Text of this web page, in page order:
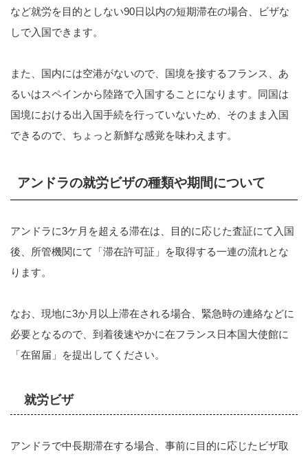
など就労を目的としない90日以内の短期滞在の場合、ビザな
しで入国できます。
また、国内には空港がないので、国境を接するフランス、あ
るいはスペインから陸路で入国することになります。同国は
国境における出入国手続を行っていないため、そのまま入国
できるので、ちょっと新鮮な感覚を味わえます。
アンドラの就労ビザの種類や期間について
アンドラに3ケ月を超える滞在は、目的に応じた査証にて入国
後、所管機関にて「滞在許可証」を取得する一連の流れとな
ります。
なお、現地に3か月以上滞在される場合、緊急時の連絡などに
必要となるので、到着後速やかに在フランス日本国大使館に
「在留届」を提出してください。
就労ビザ
アンドラで中長期滞在する場合、事前に目的に応じたビザ取